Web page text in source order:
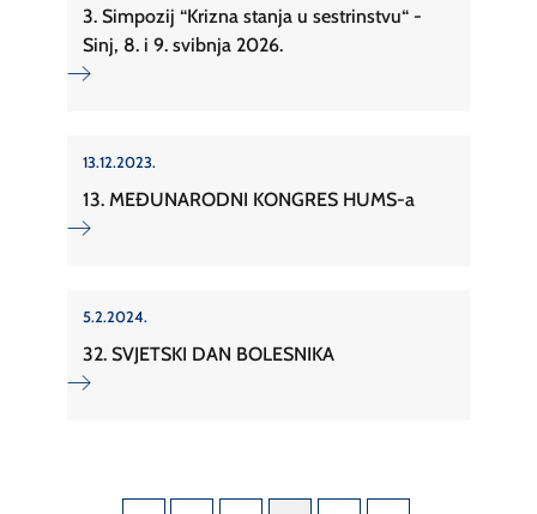
3. Simpozij “Krizna stanja u sestrinstvu“ -
Sinj, 8. i 9. svibnja 2026.
13.12.2023.
13. MEĐUNARODNI KONGRES HUMS-a
5.2.2024.
32. SVJETSKI DAN BOLESNIKA